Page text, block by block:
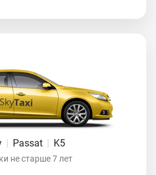
Passat K5
не старше 7 лет